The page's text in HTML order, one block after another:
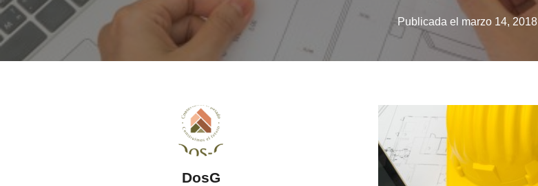
Publicada el marzo 14, 2018
DosG